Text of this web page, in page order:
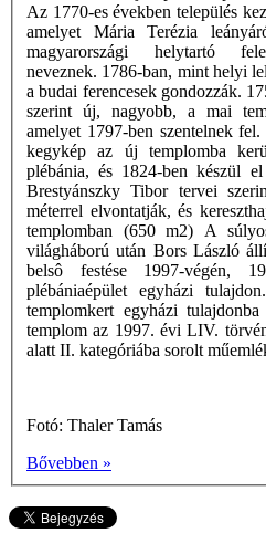
Az 1770-es években település
amelyet Mária Terézia
magyarországi helytartó
neveznek. 1786-ban, mint helyi
a budai ferencesek gondozzák.
szerint új, nagyobb, a mai
amelyet 1797-ben szentelnek
kegykép az új templomba
plébánia, és 1824-ben készül
Brestyánszky Tibor tervei
méterrel elvontatják, és
templomban (650 m2) A
világháború után Bors László
belsô festése 1997-végén,
plébániaépület egyházi
templomkert egyházi
templom az 1997. évi LIV.
alatt II. kategóriába sorolt
Fotó: Thaler Tamás
Bővebben »